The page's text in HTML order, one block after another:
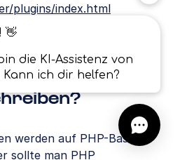
plugins/index.html
um ein JTL-
werden auf PHP-Basis
sollte man PHP